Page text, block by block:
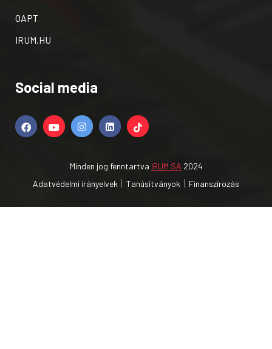
OAPT
IRUM.HU
Social media
Minden jog fenntartva IRUM SA 2024
Adatvédelmi irányelvek
Tanúsítványok Finanszírozás